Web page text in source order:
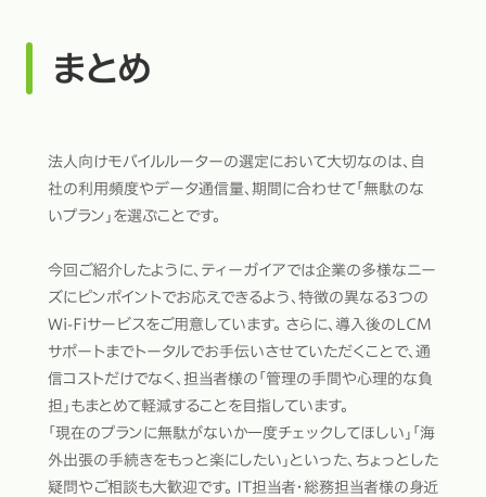
まとめ
法人向けモバイルルーターの選定において大切なのは、自
社の利用頻度やデータ通信量、期間に合わせて「無駄のな
いプラン」を選ぶことです。
今回ご紹介したように、ティーガイアでは企業の多様なニー
ズにピンポイントでお応えできるよう、特徴の異なる3つの
Wi-Fiサービスをご用意しています。 さらに、導入後のLCM
サポートまでトータルでお手伝いさせていただくことで、通
信コストだけでなく、担当者様の「管理の手間や心理的な負
担」もまとめて軽減することを目指しています。
「現在のプランに無駄がないか一度チェックしてほしい」「海
外出張の手続きをもっと楽にしたい」といった、ちょっとした
疑問やご相談も大歓迎です。 IT担当者・総務担当者様の身近